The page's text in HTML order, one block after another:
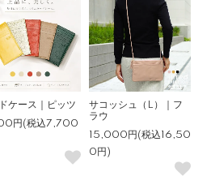
ケース｜ピッツ
円(税込7,700
サコッシュ（L）｜フ
ラウ
15,000円(税込16,50
0円)